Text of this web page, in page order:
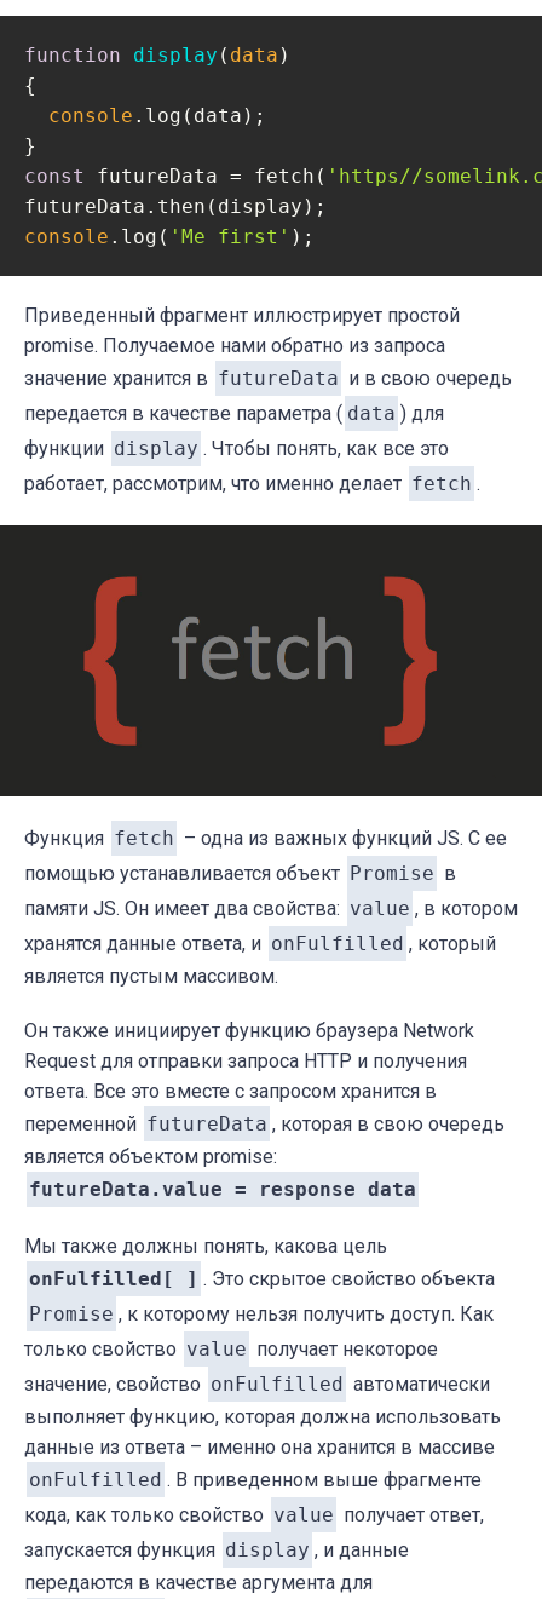
function display ( data
{
console .log(data);
const
futureData = fetch( 'https//
console .log( 'Me first' );
Приведенный фрагмент иллюстрирует простой
promise. Получаемое нами обратно из запроса
значение хранится в futureData и в свою очередь
передается в качестве параметра ( data ) для
функции display . Чтобы понять, как все это
работает, рассмотрим, что именно делает fetch .
Функция fetch – одна из важных функций JS. С ее
помощью устанавливается объект Promise в
памяти JS. Он имеет два свойства: value , в котором
хранятся данные ответа, и onFulfilled , который
является пустым массивом.
Он также инициирует функцию браузера Network
Request для отправки запроса HTTP и получения
ответа. Все это вместе с запросом хранится в
переменной futureData , которая в свою очередь
является объектом promise:
futureData.value = response data
Мы также должны понять, какова цель
onFulfilled[ ] . Это скрытое свойство объекта
Promise , к которому нельзя получить доступ. Как
только свойство value получает некоторое
значение, свойство onFulfilled автоматически
выполняет функцию, которая должна использовать
данные из ответа – именно она хранится в массиве
onFulfilled . В приведенном выше фрагменте
кода, как только свойство value получает ответ,
запускается функция display , и данные
передаются в качестве аргумента для